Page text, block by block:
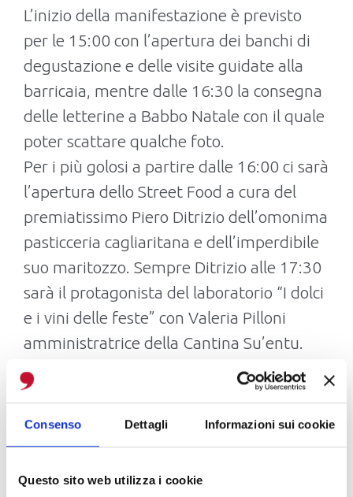
Consenso Dettagli Informazioni sui cookie
Questo sito web utilizza i cookie
L’inizio della manifestazione è previsto
per le 15:00 con l’apertura dei banchi di
degustazione e delle visite guidate alla
barricaia, mentre dalle 16:30 la consegna
delle letterine a Babbo Natale con il quale
poter scattare qualche foto.
Per i più golosi a partire dalle 16:00 ci sarà
l’apertura dello Street Food a cura del
premiatissimo Piero Ditrizio dell’omonima
pasticceria cagliaritana e dell’imperdibile
suo maritozzo. Sempre Ditrizio alle 17:30
sarà il protagonista del laboratorio “I dolci
e i vini delle feste” con Valeria Pilloni
amministratrice della Cantina Su’entu.
Per le 17:00 è prevista l’accensione del
nuovo Albero di Natale accompagnato
dalla musica delle feste, mentre alle
18:00 spazio al concerto di Natale dei